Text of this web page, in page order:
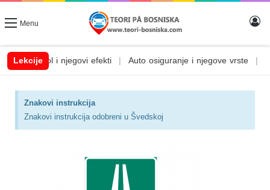
Menu
Lekcije
| Auto osiguranje i njegove vrste | Auto svjetla | Auto
Znakovi instrukcija
Znakovi instrukcija odobreni u Švedskoj